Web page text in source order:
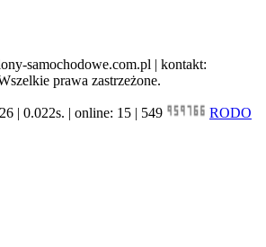
samochodowe.com.pl | kontakt:
prawa zastrzeżone.
| 0.022s. | online: 15 | 549 RODO